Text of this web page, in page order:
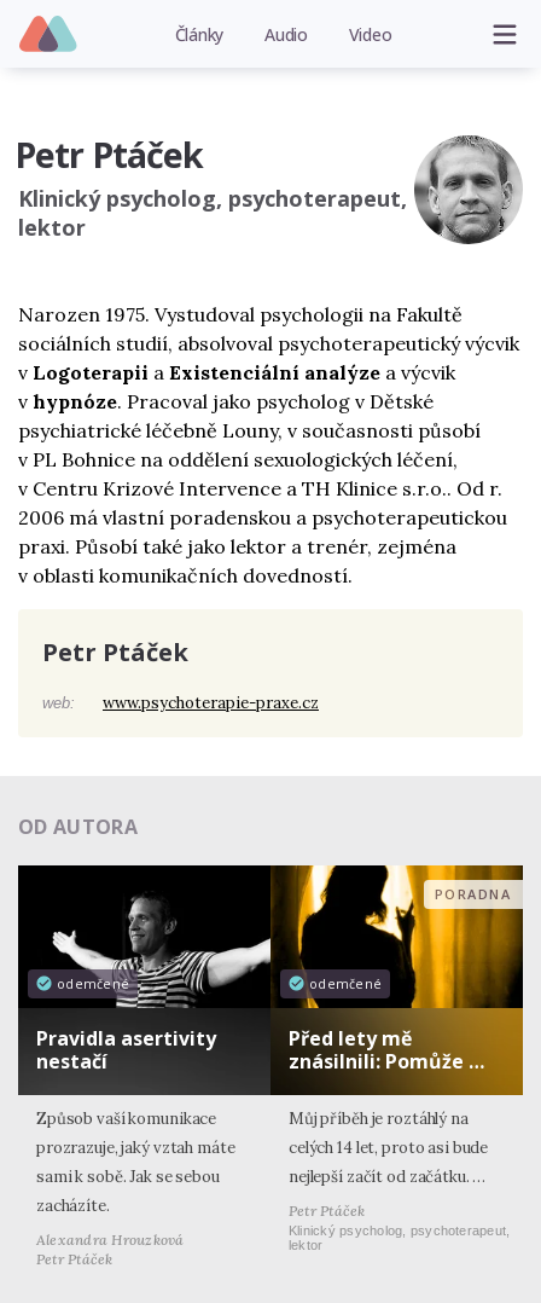
Články Audio Video
Petr Ptáček
Klinický psycholog, psychoterapeut,
lektor
Narozen 1975. Vystudoval psychologii na Fakultě
sociálních studií, absolvoval psychoterapeutický výcvik
v Logoterapii a Existenciální analýze a výcvik
v hypnóze. Pracoval jako psycholog v Dětské
psychiatrické léčebně Louny, v současnosti působí
v PL Bohnice na oddělení sexuologických léčení,
v Centru Krizové Intervence a TH Klinice s.r.o.. Od r.
2006 má vlastní poradenskou a psychoterapeutickou
praxi. Působí také jako lektor a trenér, zejména
v oblasti komunikačních dovedností.
Petr Ptáček
web: www.psychoterapie-praxe.cz
OD AUTORA
odemčené
Pravidla asertivity
nestačí
Způsob vaší komunikace
prozrazuje, jaký vztah máte
sami k sobě. Jak se sebou
zacházíte.
Alexandra Hrouzková
Petr Ptáček
odemčené
PORADNA
Před lety mě
znásilnili: Pomůže …
Můj příběh je roztáhlý na
celých 14 let, proto asi bude
nejlepší začít od začátku. …
Petr Ptáček
Klinický psycholog, psychoterapeut,
lektor